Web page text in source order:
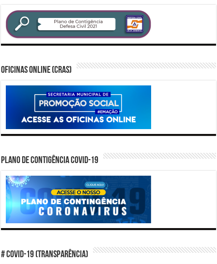
Oficinas Online (CRAS)
PLANO DE CONTIGÊNCIA COVID-19
# COVID-19 (TRANSPARÊNCIA)